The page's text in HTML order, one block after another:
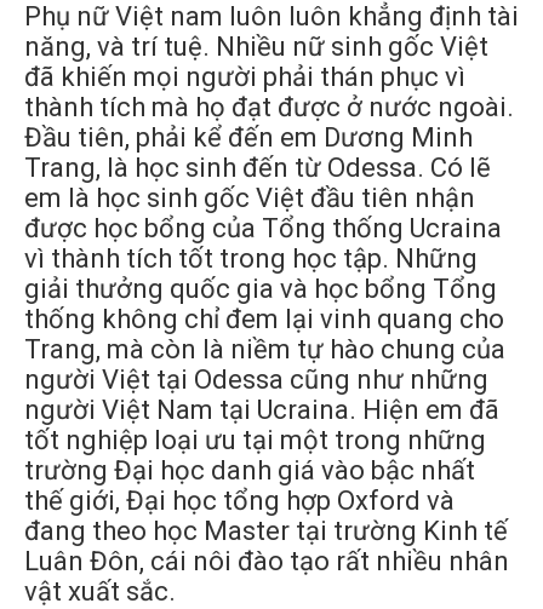
Phụ nữ Việt nam luôn luôn khẳng định tài
năng, và trí tuệ. Nhiều nữ sinh gốc Việt
đã khiến mọi người phải thán phục vì
thành tích mà họ đạt được ở nước ngoài.
Đầu tiên, phải kể đến em Dương Minh
Trang, là học sinh đến từ Odessa. Có lẽ
em là học sinh gốc Việt đầu tiên nhận
được học bổng của Tổng thống Ucraina
vì thành tích tốt trong học tập. Những
giải thưởng quốc gia và học bổng Tổng
thống không chỉ đem lại vinh quang cho
Trang, mà còn là niềm tự hào chung của
người Việt tại Odessa cũng như những
người Việt Nam tại Ucraina. Hiện em đã
tốt nghiệp loại ưu tại một trong những
trường Đại học danh giá vào bậc nhất
thế giới, Đại học tổng hợp Oxford và
đang theo học Master tại trường Kinh tế
Luân Đôn, cái nôi đào tạo rất nhiều nhân
vật xuất sắc.